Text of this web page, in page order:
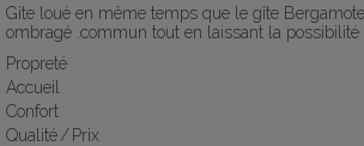
Gite loué en même temps que le gîte
ombragé .commun tout en laissant la
Propreté
Accueil
Confort
Qualité / Prix